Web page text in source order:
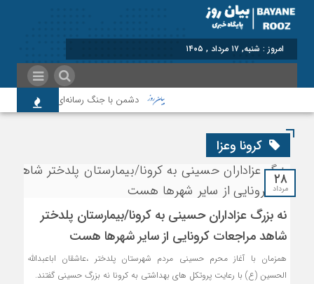
امروز : شنبه, ۱۷ مرداد , ۱۴۰۵
دشمن با جنگ رسانه‌ای به دنبال
کرونا وعزا
۲۸
مرداد
نه بزرگ عزاداران حسینی به کرونا/بیمارستان پلدختر
شاهد مراجعات کرونایی از سایر شهرها هست
همزمان با آغاز محرم حسینی مردم شهرستان پلدختر ،عاشقان اباعبدالله
الحسین (ع) با رعایت پروتکل های بهداشتی به کرونا نه بزرگ حسینی گفتند.